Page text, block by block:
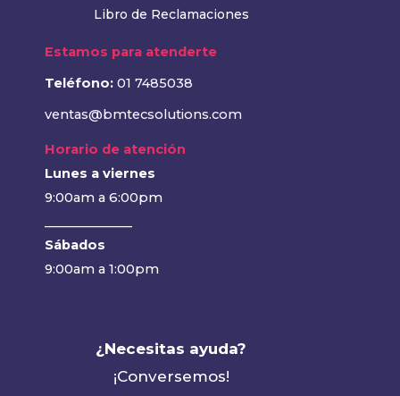
Libro de Reclamaciones
Estamos para atenderte
Teléfono: 01 7485038
ventas@bmtecsolutions.com
Horario de atención
Lunes a viernes
9:00am a 6:00pm
Sábados
9:00am a 1:00pm
¿Necesitas ayuda?
¡Conversemos!